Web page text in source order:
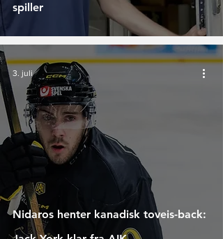
spiller
Nidaros henter kanadisk toveis-back:
3. juli